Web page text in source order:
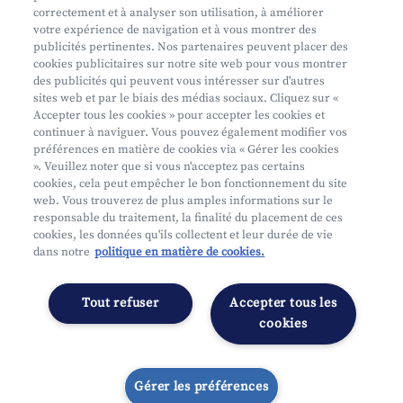
Prendre rendez-vous
Où nous trouver
Mifid
Privacy
Juridische info
Onderworpen aan de controle van CDZ
Segmentatie
Gérer les préférences
correctement et à analyser son utilisation, à améliorer
votre expérience de navigation et à vous montrer des
publicités pertinentes. Nos partenaires peuvent placer des
cookies publicitaires sur notre site web pour vous montrer
des publicités qui peuvent vous intéresser sur d'autres
sites web et par le biais des médias sociaux. Cliquez sur «
Accepter tous les cookies » pour accepter les cookies et
continuer à naviguer. Vous pouvez également modifier vos
préférences en matière de cookies via « Gérer les cookies
». Veuillez noter que si vous n'acceptez pas certains
cookies, cela peut empêcher le bon fonctionnement du site
web. Vous trouverez de plus amples informations sur le
responsable du traitement, la finalité du placement de ces
cookies, les données qu'ils collectent et leur durée de vie
dans notre politique en matière de cookies.
Accepter tous les
cookies
Tout refuser
Gérer les préférences